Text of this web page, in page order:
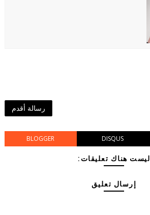
رسالة أقدم
BLOGGER DISQUS
ليست هناك تعليقات:
إرسال تعليق